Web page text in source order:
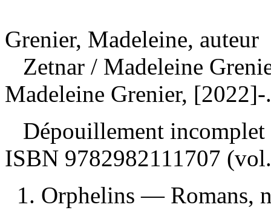
Grenier, Madeleine, auteur
Zetnar / Madeleine
Madeleine Grenier,
Dépouillement
ISBN 9782982111707
1. Orphelins — Romans,